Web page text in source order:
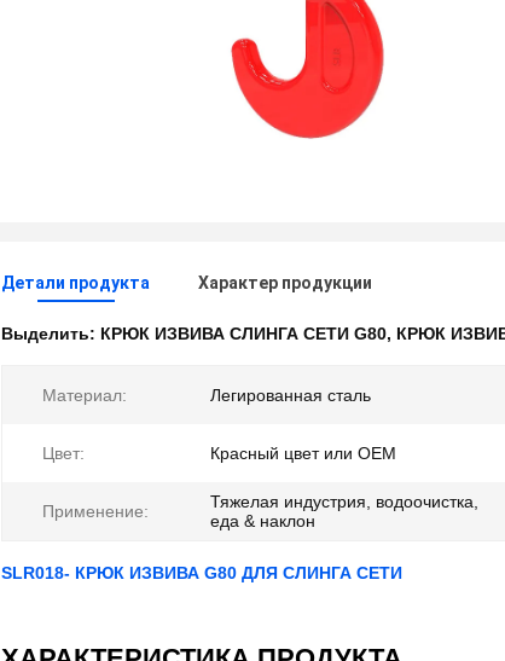
Детали продукта Характер продукции
Выделить: КРЮК ИЗВИВА СЛИНГА СЕТИ G80, КРЮК
Материал: Легированная сталь
Цвет: Красный цвет или OEM
Применение:
Тяжелая индустрия, водоочистка,
еда & наклон
SLR018- КРЮК ИЗВИВА G80 ДЛЯ СЛИНГА СЕТИ